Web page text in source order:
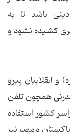
باشد تا به
کشیده نشود و
و انقلابیان پیرو
همچون تلفن
کشور استفاده